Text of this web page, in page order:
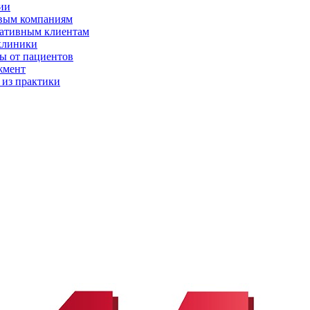
компаниям
клиентам
от пациентов
практики